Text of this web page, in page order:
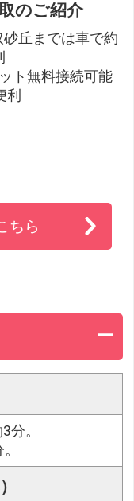
のご紹介
丘までは車で約
ト無料接続可能
利
ちら
分。